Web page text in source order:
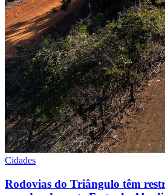
Cidades
Rodovias do Triângulo têm